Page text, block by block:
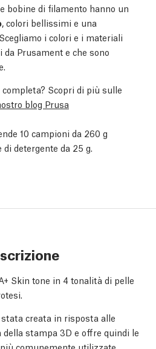
bobine di filamento hanno un
, colori bellissimi e una
i colori e i materiali
Prusament e che sono
Scopri di più sulle
blog Prusa
10 campioni da 260 g
detergente da 25 g.
Skin tone in 4 tonalità di pelle
creata in risposta alle
stampa 3D e offre quindi le
comunemente utilizzate,